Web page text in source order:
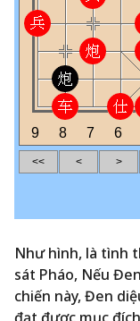
Như hình, là tình
sát Pháo, Nếu
chiến này, Đen